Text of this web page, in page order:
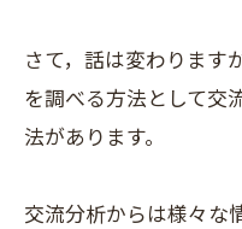
さて，話は変わります
を調べる方法として交
法があります。
交流分析からは様々な